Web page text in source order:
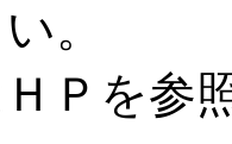
。
Ｐを参